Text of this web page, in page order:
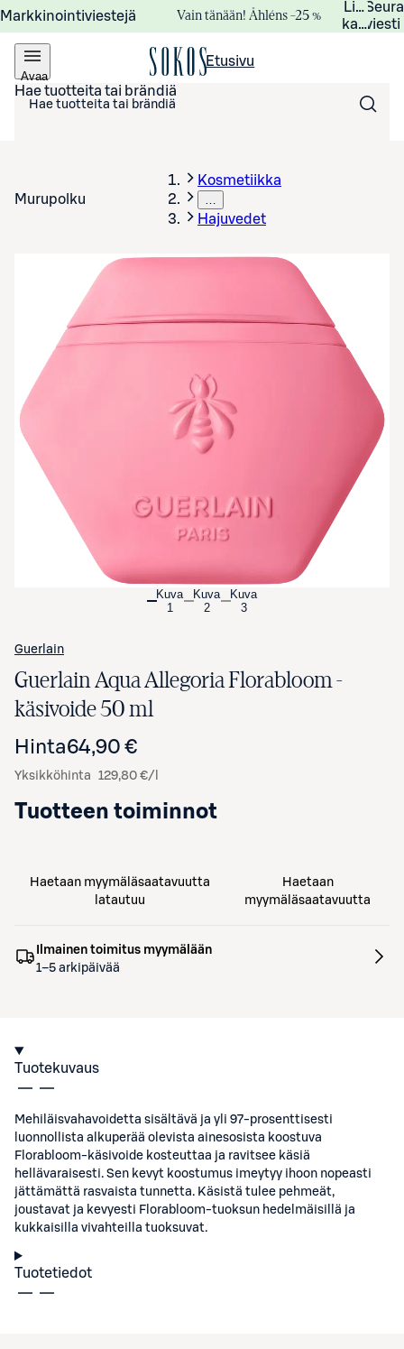
Markkinointiviestejä Vain tänään! Åhléns –25 %
viesti
Avaa
valikko
Etusivu
Hae tuotteita tai brändiä
Murupolku
Kosmetiikka
…
Hajuvedet
Avaa tuotekuva suurennettuna
Kuva
1
Kuva
2
Kuva
3
Guerlain
Guerlain Aqua Allegoria Florabloom -
käsivoide 50 ml
Hinta64,90 €
Yksikköhinta 129,80 €/l
Tuotteen toiminnot
Haetaan myymäläsaatavuutta
latautuu
Haetaan
myymäläsaatavuutta
Ilmainen toimitus myymälään
1–5 arkipäivää
Tuotekuvaus
Mehiläisvahavoidetta sisältävä ja yli 97-prosenttisesti
luonnollista alkuperää olevista ainesosista koostuva
Florabloom-käsivoide kosteuttaa ja ravitsee käsiä
hellävaraisesti. Sen kevyt koostumus imeytyy ihoon nopeasti
jättämättä rasvaista tunnetta. Käsistä tulee pehmeät,
joustavat ja kevyesti Florabloom-tuoksun hedelmäisillä ja
kukkaisilla vivahteilla tuoksuvat.
Tuotetiedot